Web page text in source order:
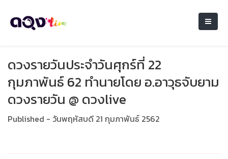
ดวงรายวันประจำวันศุกร์ที่ 22
กุมภาพันธ์ 62 ทำนายโดย อ.อาวุธจับยาม
ดวงรายวัน @ ดวงlive
Published - วันพฤหัสบดี 21 กุมภาพันธ์ 2562